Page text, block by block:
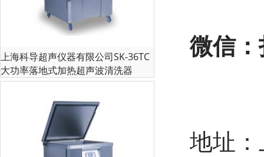
上海科导超声仪器有限公司SK-36TC
大功率落地式加热超声波清洗器
微信
地址